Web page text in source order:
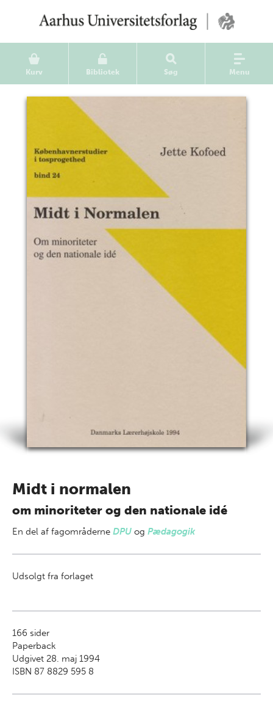
Kurv Bibliotek Søg Menu
Midt i normalen
om minoriteter og den nationale idé
En del af fagområderne DPU og Pædagogik
Udsolgt fra forlaget
166 sider
Paperback
Udgivet 28. maj 1994
ISBN 87 8829 595 8